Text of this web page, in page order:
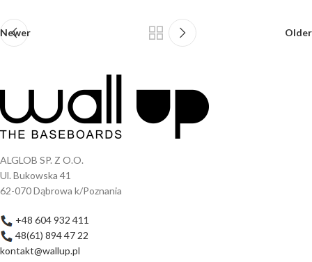
Newer Older
ALGLOB SP. Z O.O.
Ul. Bukowska 41
62-070 Dąbrowa k/Poznania
+48 604 932 411
48(61) 894 47 22
kontakt@wallup.pl